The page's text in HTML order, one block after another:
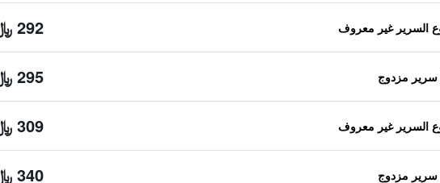
292 ﷼
295 ﷼
309 ﷼
340 ﷼